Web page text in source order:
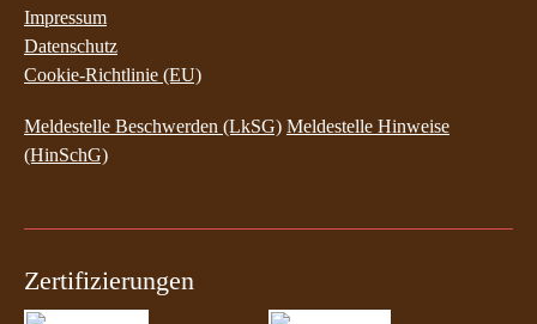
Impressum
Datenschutz
Cookie-Richtlinie (EU)
Meldestelle Beschwerden (LkSG) Meldestelle Hinweise
(HinSchG)
Zertifizierungen